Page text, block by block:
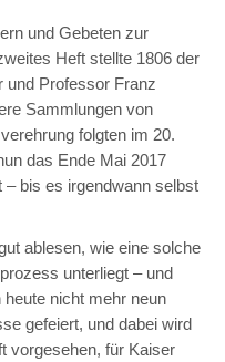
und Gebeten zur
Heft stellte 1806 der
und Professor Franz
Sammlungen von
folgten im 20.
das Ende Mai 2017
bis es irgendwann selbst
ablesen, wie eine solche
unterliegt – und
nicht mehr neun
gefeiert, und dabei wird
vorgesehen, für Kaiser